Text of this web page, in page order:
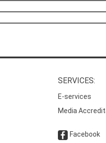
SERVICES:
E-services
Media
Facebook